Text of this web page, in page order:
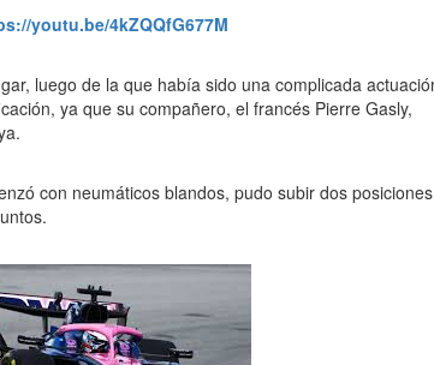
youtu.be/4kZQQfG677M
luego de la que había sido una complicada
ya que su compañero, el francés Pierre Gasly,
con neumáticos blandos, pudo subir dos